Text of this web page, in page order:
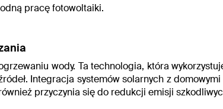
pracęfotowoltaiki.
wody. Ta technologia, która
Integracja systemów solarnych z
przyczynia się do redukcji emisji